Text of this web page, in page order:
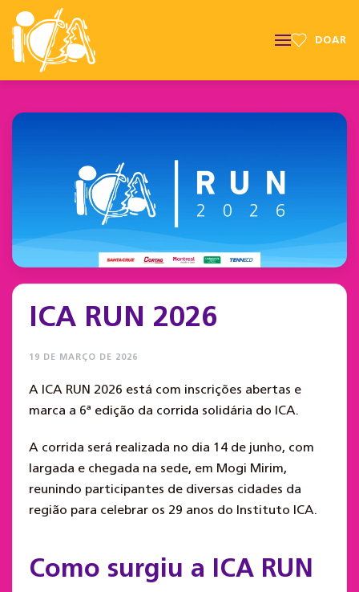
DOAR
ICA RUN 2026
19 DE MARÇO DE 2026
A ICA RUN 2026 está com inscrições abertas e
marca a 6ª edição da corrida solidária do ICA.
A corrida será realizada no dia 14 de junho, com
largada e chegada na sede, em Mogi Mirim,
reunindo participantes de diversas cidades da
região para celebrar os 29 anos do Instituto ICA.
Como surgiu a ICA RUN